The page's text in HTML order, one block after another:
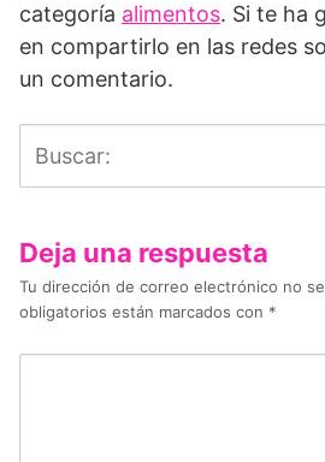
categoría alimentos. Si te ha
en compartirlo en las redes
un comentario.
Deja una respuesta
Tu dirección de correo electrónico no
obligatorios están marcados con *